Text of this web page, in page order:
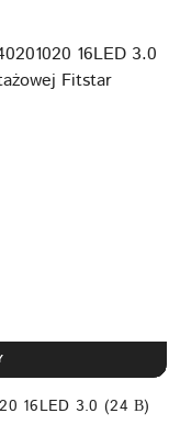
16LED 3.0 (24 В)